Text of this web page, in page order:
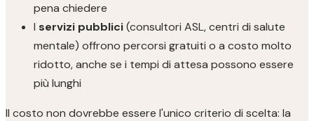
pena chiedere
I servizi pubblici(consultori ASL, centri di salute
mentale) offrono percorsi gratuiti o a costo molto
ridotto, anche se i tempi di attesa possono essere
più lunghi
Il costo non dovrebbe essere l'unico criterio di scelta: la